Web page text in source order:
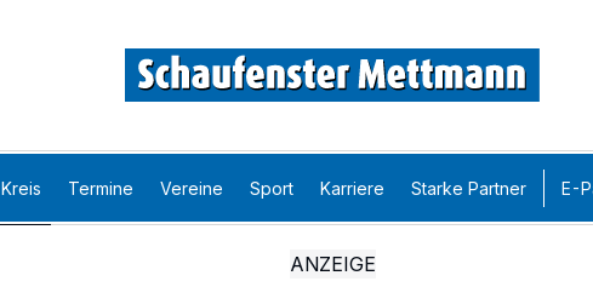
Kreis Termine Vereine Sport Karriere Starke Partner E-